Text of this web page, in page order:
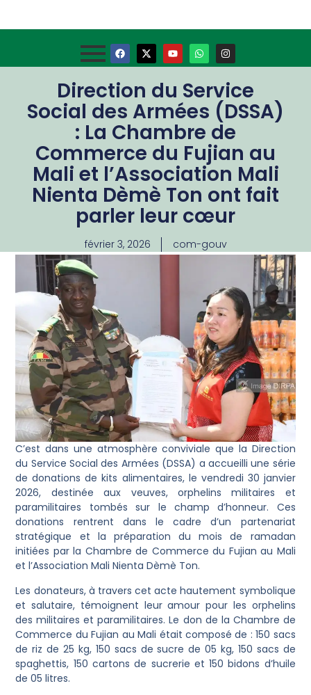
Direction du Service
Social des Armées (DSSA)
: La Chambre de
Commerce du Fujian au
Mali et l’Association Mali
Nienta Dèmè Ton ont fait
parler leur cœur
février 3, 2026 com-gouv
C’est dans une atmosphère conviviale que la Direction
du Service Social des Armées (DSSA) a accueilli une série
de donations de kits alimentaires, le vendredi 30 janvier
2026, destinée aux veuves, orphelins militaires et
paramilitaires tombés sur le champ d’honneur. Ces
donations rentrent dans le cadre d’un partenariat
stratégique et la préparation du mois de ramadan
initiées par la Chambre de Commerce du Fujian au Mali
et l’Association Mali Nienta Dèmè Ton.
Les donateurs, à travers cet acte hautement symbolique
et salutaire, témoignent leur amour pour les orphelins
des militaires et paramilitaires. Le don de la Chambre de
Commerce du Fujian au Mali était composé de : 150 sacs
de riz de 25 kg, 150 sacs de sucre de 05 kg, 150 sacs de
spaghettis, 150 cartons de sucrerie et 150 bidons d’huile
de 05 litres.